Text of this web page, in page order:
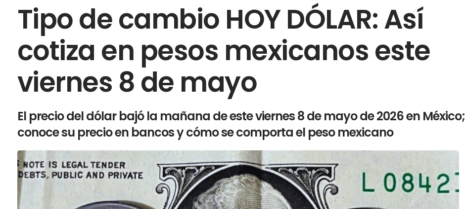
Tipo de cambio HOY DÓLAR: Así
cotiza en pesos mexicanos este
viernes 8 de mayo
El precio del dólar bajó la mañana de este viernes 8 de mayo de 2026 en México;
conoce su precio en bancos y cómo se comporta el peso mexicano